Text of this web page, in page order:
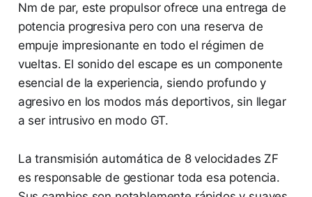
Nm de par, este propulsor ofrece una entrega de
potencia progresiva pero con una reserva de
empuje impresionante en todo el régimen de
vueltas. El sonido del escape es un componente
esencial de la experiencia, siendo profundo y
agresivo en los modos más deportivos, sin llegar
a ser intrusivo en modo GT.
La transmisión automática de 8 velocidades ZF
es responsable de gestionar toda esa potencia.